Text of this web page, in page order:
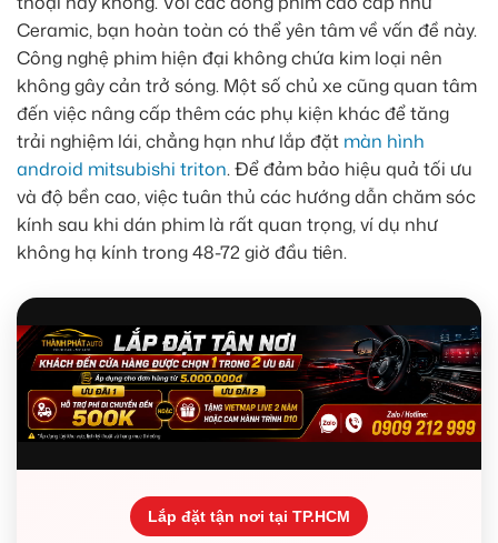
Ceramic, bạn hoàn toàn có thể yên tâm về vấn đề này.
Công nghệ phim hiện đại không chứa kim loại nên
không gây cản trở sóng. Một số chủ xe cũng quan tâm
đến việc nâng cấp thêm các phụ kiện khác để tăng
trải nghiệm lái, chẳng hạn như lắp đặt màn hình
android mitsubishi triton. Để đảm bảo hiệu quả tối ưu
và độ bền cao, việc tuân thủ các hướng dẫn chăm sóc
kính sau khi dán phim là rất quan trọng, ví dụ như
không hạ kính trong 48-72 giờ đầu tiên.
Lắp đặt tận nơi tại TP.HCM